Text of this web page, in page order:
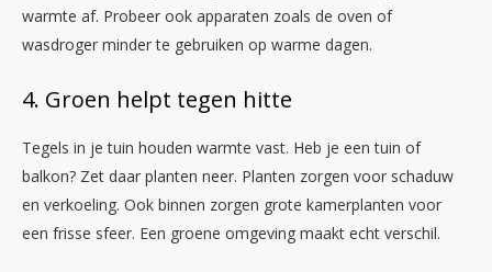
warmte af. Probeer ook apparaten zoals de oven of
wasdroger minder te gebruiken op warme dagen.
4. Groen helpt tegen hitte
Tegels in je tuin houden warmte vast. Heb je een tuin of
balkon? Zet daar planten neer. Planten zorgen voor schaduw
en verkoeling. Ook binnen zorgen grote kamerplanten voor
een frisse sfeer. Een groene omgeving maakt echt verschil.